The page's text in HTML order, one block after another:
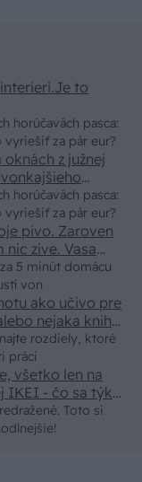
horúčavách pasca:
za pár eur?
to
horúčavách pasca:
za pár eur?
z južnej
Čínsky
5 minút domácu
von
pivo. Zaroven
nic zive. Vasa
slimaky
rozdiely, ktoré
práci
ako učivo pre
s
kryštálikou. A rozdiel - schnutie a zretie. Nič?
Toto si
všetko len na
IKEI - čo sa týka
s remeselným
odpad z DTD